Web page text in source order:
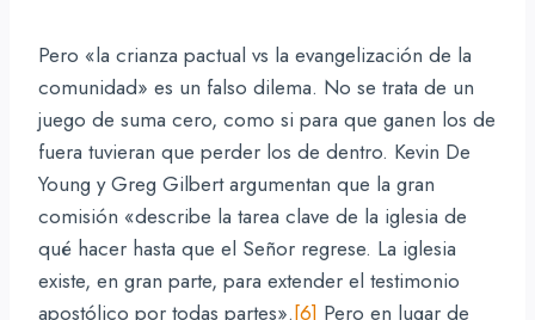
Pero «la crianza pactual vs la evangelización de la
comunidad» es un falso dilema. No se trata de un
juego de suma cero, como si para que ganen los de
fuera tuvieran que perder los de dentro. Kevin De
Young y Greg Gilbert argumentan que la gran
comisión «describe la tarea clave de la iglesia de
qué hacer hasta que el Señor regrese. La iglesia
existe, en gran parte, para extender el testimonio
apostólico por todas partes».[6] Pero en lugar de